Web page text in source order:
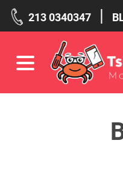
213 0340347 |
Επιλεγμένα